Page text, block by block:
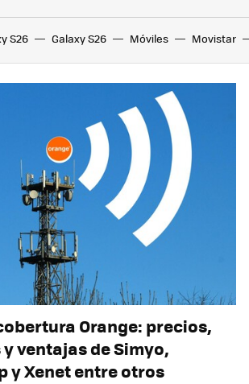
S26 Galaxy S26 Móviles Movistar
Orange: precios,
ventajas de Simyo,
y Xenet entre otros